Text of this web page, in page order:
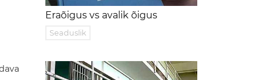
Eraõigus vs avalik õigus
Seaduslik